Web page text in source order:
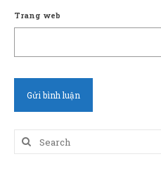
Trang web
Search
for: